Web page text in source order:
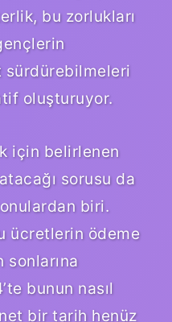
bu zorlukları
sürdürebilmeleri
oluşturuyor.
için belirlenen
sorusu da
biri.
ücretlerin ödeme
sonlarına
bunun nasıl
bir tarih henüz